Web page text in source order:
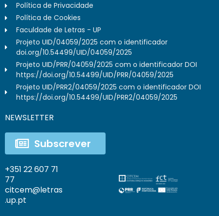
Política de Privacidade
Política de Cookies
Faculdade de Letras - UP
Projeto UID/04059/2025 com o identificador
doi.org/10.54499/UID/04059/2025
Projeto UID/PRR/04059/2025 com o identificador DOI
https://doi.org/10.54499/UID/PRR/04059/2025
Projeto UID/PRR2/04059/2025 com o identificador DOI
https://doi.org/10.54499/UID/PRR2/04059/2025
NEWSLETTER
Subscrever
+351 22 607 71
77
citcem@letras
.up.pt